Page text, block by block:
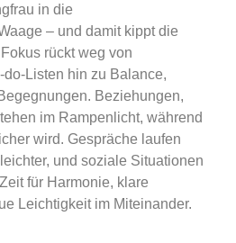
in die
– und damit kippt die
rückt weg von
do-Listen hin zu Balance,
Beziehungen,
im Rampenlicht, während
wird. Gespräche laufen
und soziale Situationen
für Harmonie, klare
Leichtigkeit im Miteinander.